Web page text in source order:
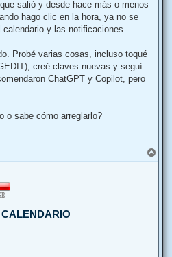
salió y desde hace más o menos
hago clic en la hora, ya no se
y las notificaciones.
Probé varias cosas, incluso toqué
creé claves nuevas y seguí
ChatGPT y Copilot, pero
o sabe cómo arreglarlo?
r